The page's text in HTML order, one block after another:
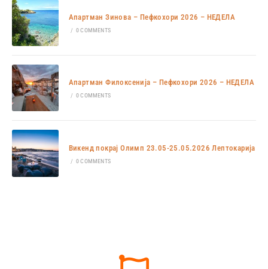
Апартман Зинова – Пефкохори 2026 – НЕДЕЛА
/ 0 COMMENTS
Апартман Филоксенија – Пефкохори 2026 – НЕДЕЛА
/ 0 COMMENTS
Викенд покрај Олимп 23.05-25.05.2026 Лептокарија
/ 0 COMMENTS